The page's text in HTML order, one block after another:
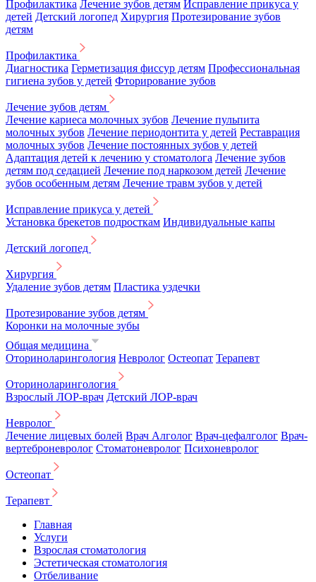
Профилактика Лечение зубов детям Исправление прикуса у
детей Детский логопед Хирургия Протезирование зубов
детям
Профилактика
Диагностика Герметизация фиссур детям Профессиональная
гигиена зубов у детей Фторирование зубов
Лечение зубов детям
Лечение кариеса молочных зубов Лечение пульпита
молочных зубов Лечение периодонтита у детей Реставрация
молочных зубов Лечение постоянных зубов у детей
Адаптация детей к лечению у стоматолога Лечение зубов
детям под седацией Лечение под наркозом детей Лечение
зубов особенным детям Лечение травм зубов у детей
Исправление прикуса у детей
Установка брекетов подросткам Индивидуальные капы
Детский логопед
Хирургия
Удаление зубов детям Пластика уздечки
Протезирование зубов детям
Коронки на молочные зубы
Общая медицина
Оториноларингология Невролог Остеопат Терапевт
Оториноларингология
Взрослый ЛОР-врач Детский ЛОР-врач
Невролог
Лечение лицевых болей Врач Алголог Врач-цефалголог Врач-
вертеброневролог Стоматоневролог Психоневролог
Остеопат
Терапевт
Главная
Услуги
Взрослая стоматология
Эстетическая стоматология
Отбеливание